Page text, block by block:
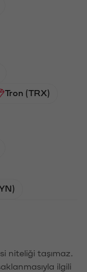
Tron (TRX)
niteliği taşımaz.
ilgili